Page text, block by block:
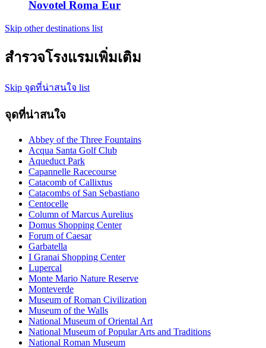
Novotel Roma Eur
Skip other destinations list
สำรวจโรงแรมเพิ่มเติม
Skip จุดที่น่าสนใจ list
จุดที่น่าสนใจ
Abbey of the Three Fountains
Acqua Santa Golf Club
Aqueduct Park
Capannelle Racecourse
Catacomb of Callixtus
Catacombs of San Sebastiano
Centocelle
Column of Marcus Aurelius
Domus Shopping Center
Forum of Caesar
Garbatella
I Granai Shopping Center
Lupercal
Monte Mario Nature Reserve
Monteverde
Museum of Roman Civilization
Museum of the Walls
National Museum of Oriental Art
National Museum of Popular Arts and Traditions
National Roman Museum